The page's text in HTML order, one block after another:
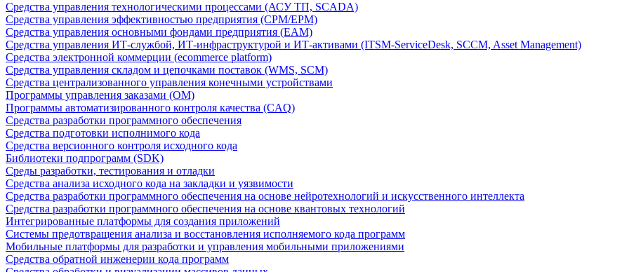
Средства управления технологическими процессами (АСУ ТП, SCADA)
Средства управления эффективностью предприятия (CPM/EPM)
Средства управления основными фондами предприятия (EAM)
Средства управления ИТ-службой, ИТ-инфраструктурой и ИТ-активами (ITSM-ServiceDesk, SCCM, Asset Management)
Средства электронной коммерции (ecommerce platform)
Средства управления складом и цепочками поставок (WMS, SCM)
Средства централизованного управления конечными устройствами
Программы управления заказами (OM)
Программы автоматизированного контроля качества (CAQ)
Средства разработки программного обеспечения
Средства подготовки исполнимого кода
Средства версионного контроля исходного кода
Библиотеки подпрограмм (SDK)
Среды разработки, тестирования и отладки
Средства анализа исходного кода на закладки и уязвимости
Средства разработки программного обеспечения на основе нейротехнологий и искусственного интеллекта
Средства разработки программного обеспечения на основе квантовых технологий
Интегрированные платформы для создания приложений
Системы предотвращения анализа и восстановления исполняемого кода программ
Мобильные платформы для разработки и управления мобильными приложениями
Средства обратной инженерии кода программ